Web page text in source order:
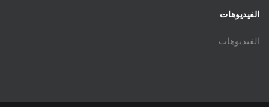
الفيديوهات
الفيديوهات